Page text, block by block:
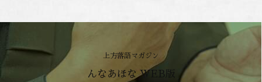
上方落語マガジン
んなあほな WEB版